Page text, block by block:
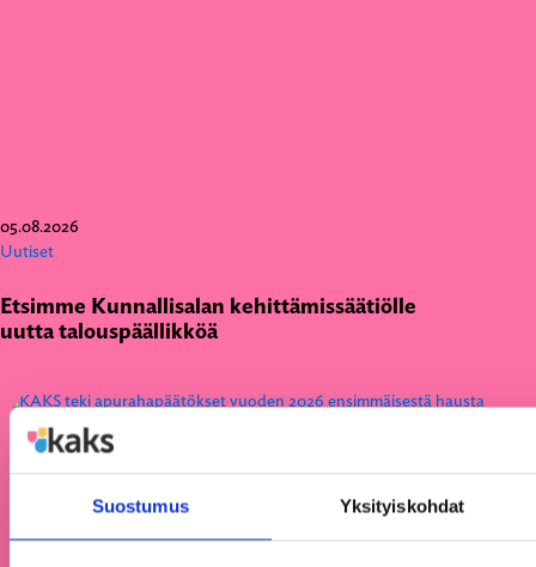
Suostumus Yksityiskohdat
05.08.2026
Uutiset
Etsimme Kunnallisalan kehittämissäätiölle
uutta talouspäällikköä